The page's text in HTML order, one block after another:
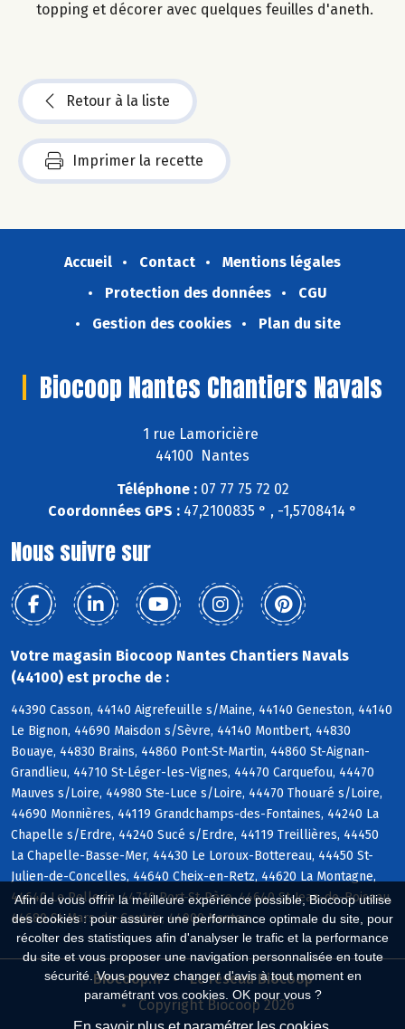
Afin de vous offrir la meilleure expérience possible, Biocoop utilise
des cookies : pour assurer une performance optimale du site, pour
récolter des statistiques afin d'analyser le trafic et la performance
du site et vous proposer une navigation personnalisée en toute
sécurité. Vous pouvez changer d'avis à tout moment en
paramétrant vos cookies. OK pour vous ?
topping et décorer avec quelques feuilles d'aneth.
Retour à la liste
Imprimer la recette
Accueil Contact
Mentions légales
Protection des données
CGU
Gestion des cookies
Plan du site
Biocoop Nantes Chantiers Navals
1 rue Lamoricière
44100 Nantes
Téléphone :07 77 75 72 02
Coordonnées GPS : 47,2100835 ° , -1,5708414 °
Nous suivre sur
Votre magasin Biocoop Nantes Chantiers Navals
(44100) est proche de :
44390 Casson, 44140 Aigrefeuille s/Maine, 44140 Geneston, 44140
Le Bignon, 44690 Maisdon s/Sèvre, 44140 Montbert, 44830
Bouaye, 44830 Brains, 44860 Pont-St-Martin, 44860 St-Aignan-
Grandlieu, 44710 St-Léger-les-Vignes, 44470 Carquefou, 44470
Mauves s/Loire, 44980 Ste-Luce s/Loire, 44470 Thouaré s/Loire,
44690 Monnières, 44119 Grandchamps-des-Fontaines, 44240 La
Chapelle s/Erdre, 44240 Sucé s/Erdre, 44119 Treillières, 44450
La Chapelle-Basse-Mer, 44430 Le Loroux-Bottereau, 44450 St-
Julien-de-Concelles, 44640 Cheix-en-Retz, 44620 La Montagne,
44640 Le Pellerin, 44710 Port-St-Père, 44640 St-Jean-de-Boiseau,
44680 St-Mars-de-Coutais, 44000 Nantes
Biocoop.fr
Le réseau Biocoop
Copyright Biocoop 2026